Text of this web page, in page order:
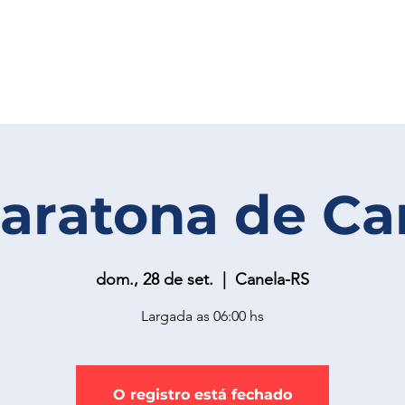
de
dom., 28 de set. Canela-RS
Largada as 06:00 hs
O registro está fechado